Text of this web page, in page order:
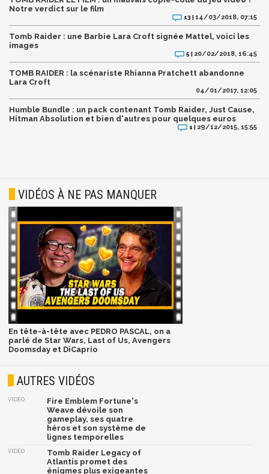
Notre verdict sur le film
13 |14/03/2018, 07:15
Tomb Raider : une Barbie Lara Croft signée Mattel, voici les
images
5 | 20/02/2018, 16:45
TOMB RAIDER : la scénariste Rhianna Pratchett abandonne
Lara Croft
04/01/2017, 12:05
Humble Bundle : un pack contenant Tomb Raider, Just Cause,
Hitman Absolution et bien d'autres pour quelques euros
1 | 29/12/2015, 15:55
VIDÉOS À NE PAS MANQUER
En tête-à-tête avec PEDRO PASCAL, on a
parlé de Star Wars, Last of Us, Avengers
Doomsday et DiCaprio
AUTRES VIDÉOS
VIDÉO
Fire Emblem Fortune's
Weave dévoile son
gameplay, ses quatre
héros et son système de
lignes temporelles
VIDÉO
Tomb Raider Legacy of
Atlantis promet des
énigmes plus exigeantes